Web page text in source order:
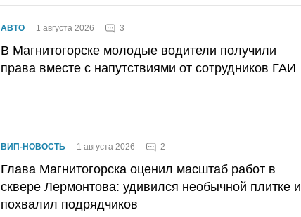
АВТО 1 августа 2026 3
В Магнитогорске молодые водители получили
права вместе с напутствиями от сотрудников ГАИ
ВИП-НОВОСТЬ 1 августа 2026 2
Глава Магнитогорска оценил масштаб работ в
сквере Лермонтова: удивился необычной плитке и
похвалил подрядчиков